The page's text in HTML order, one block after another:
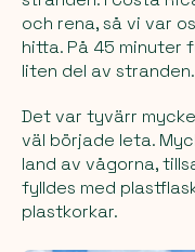
och rena, så vi var
hitta. På 45 minuter
liten del av stranden.
Det var tyvärr
väl började leta.
land av vågorna,
fylldes med
plastkorkar.